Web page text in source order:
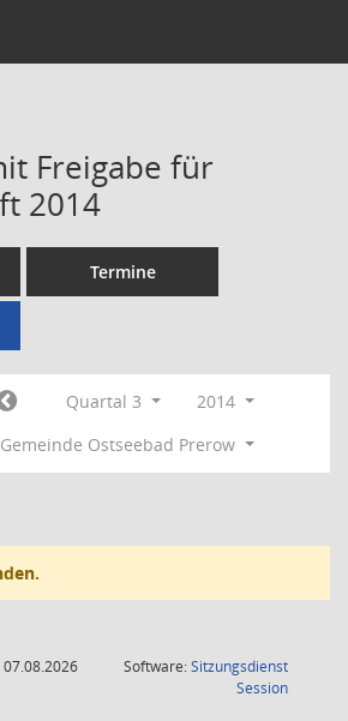
Freigabe für
2014
Termine
Quartal 3
2014
Gemeinde Ostseebad Prerow
Software:Sitzungsdienst
Session(Wird in